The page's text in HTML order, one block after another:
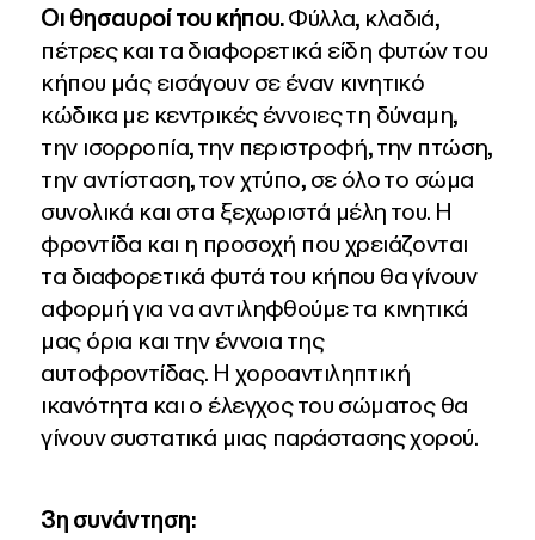
Οι θησαυροί του κήπου.Φύλλα, κλαδιά,
πέτρες και τα διαφορετικά είδη φυτών του
κήπου μάς εισάγουν σε έναν κινητικό
κώδικα με κεντρικές έννοιες τη δύναμη,
την ισορροπία, την περιστροφή, την πτώση,
την αντίσταση, τον χτύπο, σε όλο το σώμα
συνολικά και στα ξεχωριστά μέλη του. Η
φροντίδα και η προσοχή που χρειάζονται
τα διαφορετικά φυτά του κήπου θα γίνουν
αφορμή για να αντιληφθούμε τα κινητικά
μας όρια και την έννοια της
αυτοφροντίδας. Η χοροαντιληπτική
ικανότητα και ο έλεγχος του σώματος θα
γίνουν συστατικά μιας παράστασης χορού.
3η συνάντηση: